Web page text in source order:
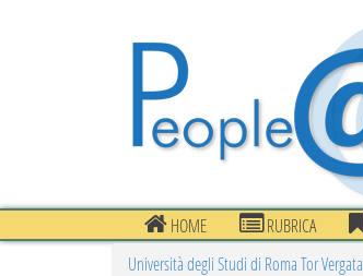
HOME RUBRICA
Università degli Studi di Roma Tor Vergata